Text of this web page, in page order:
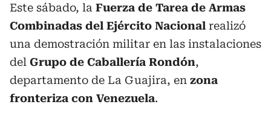
Este sábado, la Fuerza de Tarea de Armas
Combinadas del Ejército Nacional realizó
una demostración militar en las instalaciones
del Grupo de Caballería Rondón,
departamento de La Guajira, en zona
fronteriza con Venezuela.